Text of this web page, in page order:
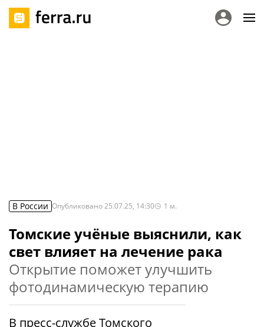
В России Опубликовано25.07.25, 14:30 1 м.
Томские учёные выяснили, как
свет влияет на лечение рака
Открытие поможет улучшить
фотодинамическую терапию
В пресс-службе Томского